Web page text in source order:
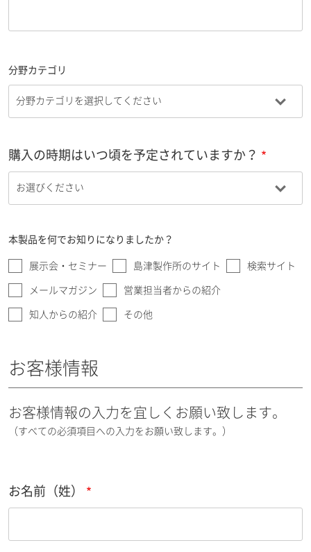
分野カテゴリ
購入の時期はいつ頃を予定されていますか？
本製品を何でお知りになりましたか？
展示会・セミナー 島津製作所のサイト 検索サイト
メールマガジン 営業担当者からの紹介
知人からの紹介 その他
お客様情報
お客様情報の入力を宜しくお願い致します。
（すべての必須項目への入力をお願い致します。）
お名前（姓）